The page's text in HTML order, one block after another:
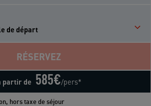
de départ
partir de 585€/pers*
RÉSERVEZ
hors taxe de séjour